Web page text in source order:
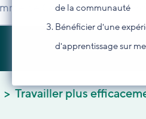
de la communauté
Bénéficier d'une
d'apprentissage sur
Travailler plus